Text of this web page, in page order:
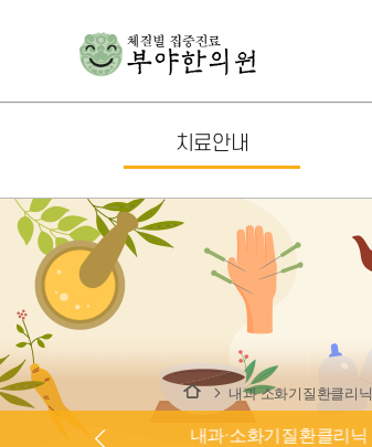
치료안내
체질클리닉
통증클리닉
내과·소화기질환클리닉
신경정신질환클리닉
남성질환클리닉
여성질환클리닉
내과·소화기질환클리닉
통증클리닉 내과·소화기질환클리닉